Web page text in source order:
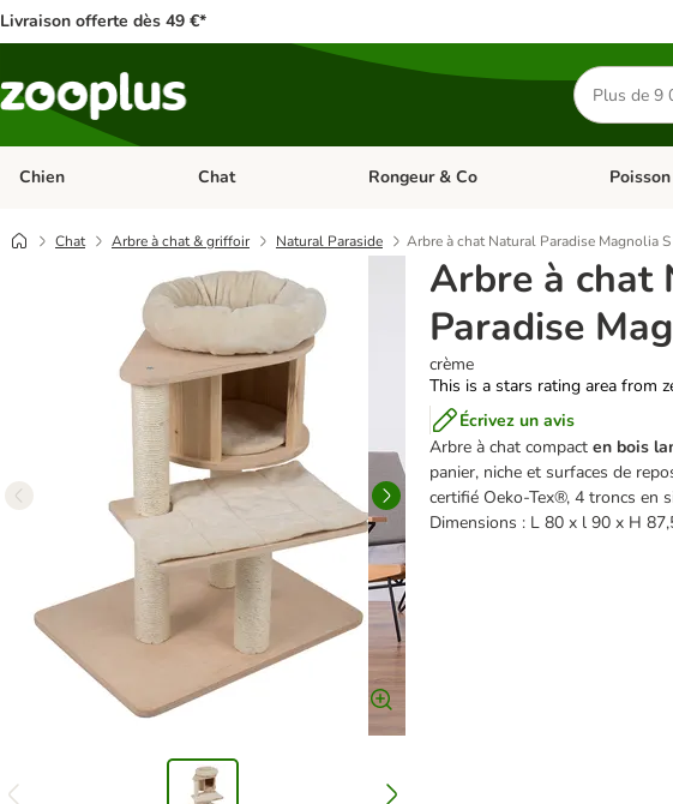
Livraison offerte dès 49 €*
Rechercher
des
produits
Chien Dérouler les catégories: Chien
Chat Dérouler les catégories: Chat
Rongeur & Co Dérouler
Poisson
Chat Arbre à chat & griffoir Natural Paraside Arbre à chat Natural Paradise Magnolia S
Arbre à chat
Paradise
crème
This is a stars rating area from
Écrivez un avis
Arbre à chat compacten bois
panier, niche et surfaces de
certifié Oeko-Tex®, 4 troncs en
Dimensions : L 80 x l 90 x H